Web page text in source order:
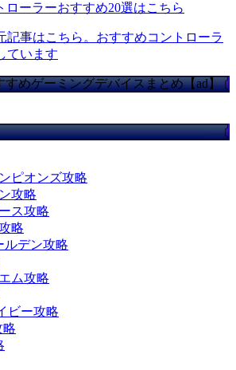
ローラーおすすめ20選はこちら
記事はこちら。おすすめコントローラ
ています
すめゲーミングデバイスまとめ【ad】
ピオンズ攻略
攻略
ス攻略
略
ルデン攻略
ム攻略
ビー攻略
略